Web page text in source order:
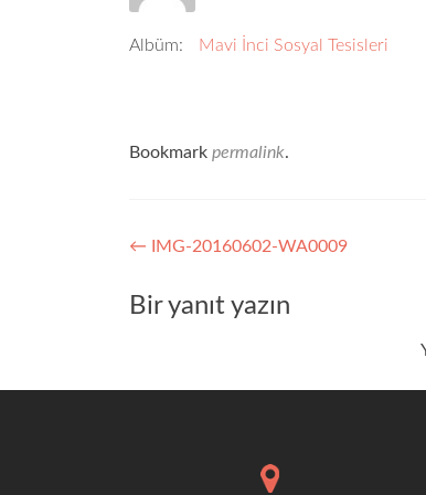
Albüm: Mavi İnci Sosyal Tesisleri
Bookmark permalink.
Yazı
dolaşımı
← IMG-20160602-WA0009
Bir yanıt yazın